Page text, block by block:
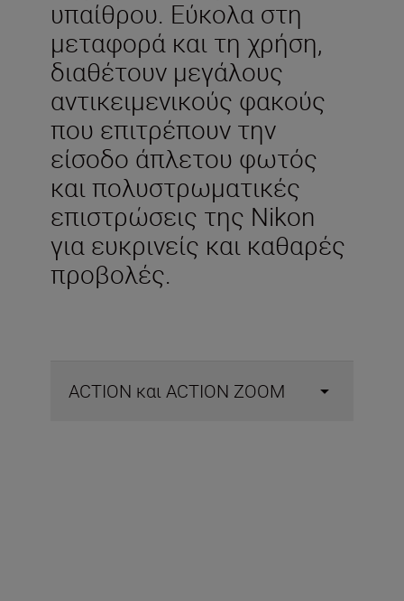
υπαίθρου. Εύκολα στη
μεταφορά και τη χρήση,
διαθέτουν μεγάλους
αντικειμενικούς φακούς
που επιτρέπουν την
είσοδο άπλετου φωτός
και πολυστρωματικές
επιστρώσεις της Nikon
για ευκρινείς και καθαρές
προβολές.
ACTION και ACTION ZOOM